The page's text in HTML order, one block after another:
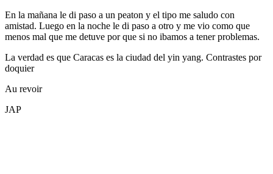
En la mañana le di paso a un peaton y el tipo me saludo con
amistad. Luego en la noche le di paso a otro y me vio como que
menos mal que me detuve por que si no ibamos a tener problemas.
La verdad es que Caracas es la ciudad del yin yang. Contrastes por
doquier
Au revoir
JAP